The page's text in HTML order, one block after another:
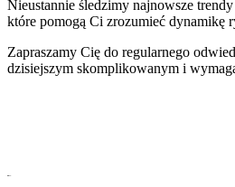
Nieustannie śledzimy najnowsze
które pomogą Ci zrozumieć dynamikę
Zapraszamy Cię do regularnego
dzisiejszym skomplikowanym i